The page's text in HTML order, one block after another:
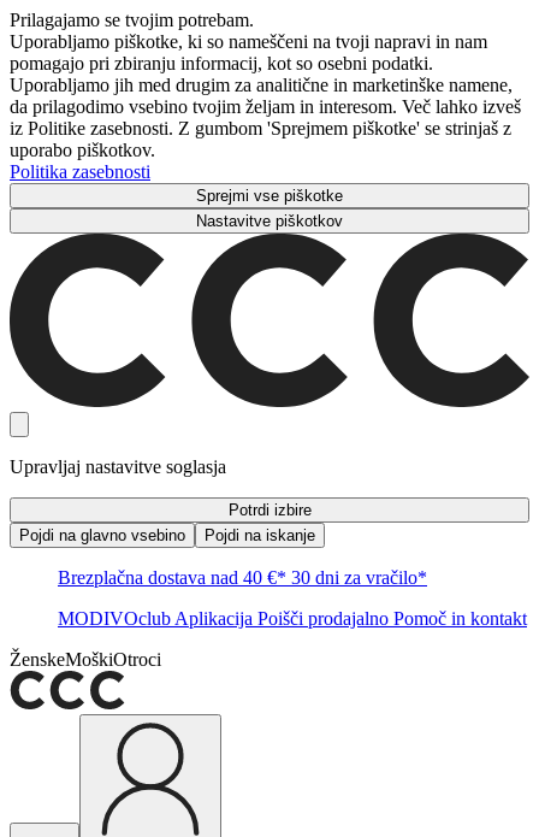
Prilagajamo se tvojim potrebam.
Uporabljamo piškotke, ki so nameščeni na tvoji napravi in ​​nam
pomagajo pri zbiranju informacij, kot so osebni podatki.
Uporabljamo jih med drugim za analitične in marketinške namene,
da prilagodimo vsebino tvojim željam in interesom. Več lahko izveš
iz Politike zasebnosti. Z gumbom 'Sprejmem piškotke' se strinjaš z
uporabo piškotkov.
Politika zasebnosti
Sprejmi vse piškotke
Nastavitve piškotkov
Upravljaj nastavitve soglasja
Potrdi izbire
Pojdi na glavno vsebino
Pojdi na iskanje
Brezplačna dostava nad 40 €* 30 dni za vračilo*
MODIVOclub Aplikacija Poišči prodajalno Pomoč in kontakt
ŽenskeMoškiOtroci